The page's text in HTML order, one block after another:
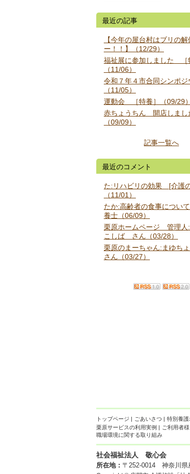
最近の記事
【今年の屋台村はブリの解
ー！！】（12/29）
福祉展に参加しました ［
（11/06）
令和７年４市合同シンポジ
（11/05）
運動会 ［特養］（09/29）
赤ちょうちん 開店しまし
（09/09）
記事一覧へ
最近のコメント
た:リハビリの効果 [介護
（11/01）
たか:高齢者の食事につい
養士（06/09）
栗原ホームページ 管理人:
こしば さん（03/28）
栗原のまーちゃん:まゆち
さん（03/27）
トップページ | ごあいさつ | 特別養
栗原サービスの利用実例 | ご利用者
職場環境に関する取り組み
社会福祉法人 敬心会
所在地： 〒252-0014 神奈川